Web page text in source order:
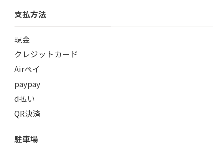
支払方法
現金
クレジットカード
Airペイ
paypay
d払い
QR決済
駐車場